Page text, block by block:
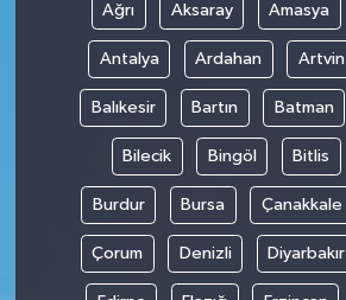
Ağrı Aksaray Amasya
Antalya Ardahan Artvin
Balıkesir Bartın Batman
Bilecik Bingöl Bitlis
Burdur Bursa Çanakkale
Çorum Denizli Diyarbakır